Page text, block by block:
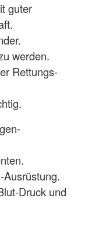
guter
werden.
Rettungs-
Druck und